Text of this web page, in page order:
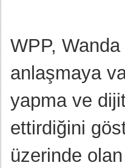
WPP,
anlaşmaya
yapma ve
ettirdiğini
üzerinde